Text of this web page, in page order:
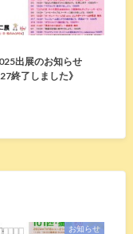
出展のお知らせ
終了しました》
お知らせ